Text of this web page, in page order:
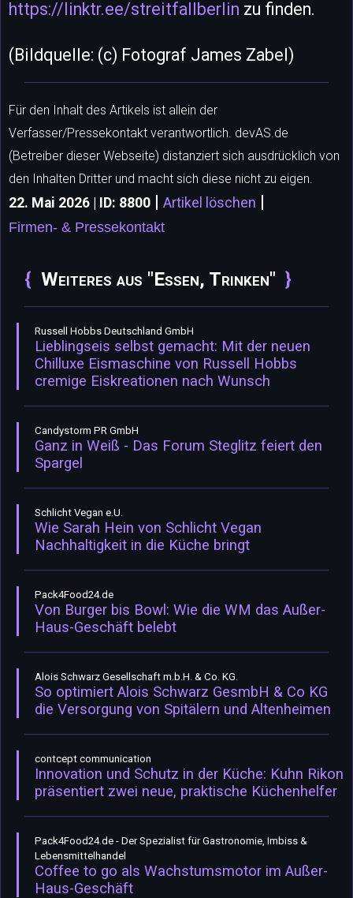
https://linktr.ee/streitfallberlin zu finden.
(Bildquelle: (c) Fotograf James Zabel)
Für den Inhalt des Artikels ist allein der
Verfasser/Pressekontakt verantwortlich. devAS.de
(Betreiber dieser Webseite) distanziert sich ausdrücklich von
den Inhalten Dritter und macht sich diese nicht zu eigen.
22. Mai 2026 | ID: 8800 | Artikel löschen |
Firmen- & Pressekontakt
Weiteres aus "Essen, Trinken"
Russell Hobbs Deutschland GmbH
Lieblingseis selbst gemacht: Mit der neuen
Chilluxe Eismaschine von Russell Hobbs
cremige Eiskreationen nach Wunsch
Candystorm PR GmbH
Ganz in Weiß - Das Forum Steglitz feiert den
Spargel
Schlicht Vegan e.U.
Wie Sarah Hein von Schlicht Vegan
Nachhaltigkeit in die Küche bringt
Pack4Food24.de
Von Burger bis Bowl: Wie die WM das Außer-
Haus-Geschäft belebt
Alois Schwarz Gesellschaft m.b.H. & Co. KG.
So optimiert Alois Schwarz GesmbH & Co KG
die Versorgung von Spitälern und Altenheimen
contcept communication
Innovation und Schutz in der Küche: Kuhn Rikon
präsentiert zwei neue, praktische Küchenhelfer
Pack4Food24.de - Der Spezialist für Gastronomie, Imbiss &
Lebensmittelhandel
Coffee to go als Wachstumsmotor im Außer-
Haus-Geschäft